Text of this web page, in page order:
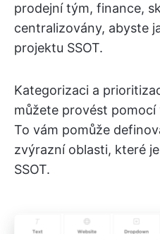
prodejní tým, finance,
centralizovány, abyste
projektu SSOT.
Kategorizaci a
můžete provést pomocí
To vám pomůže
zvýrazní oblasti, které
SSOT.